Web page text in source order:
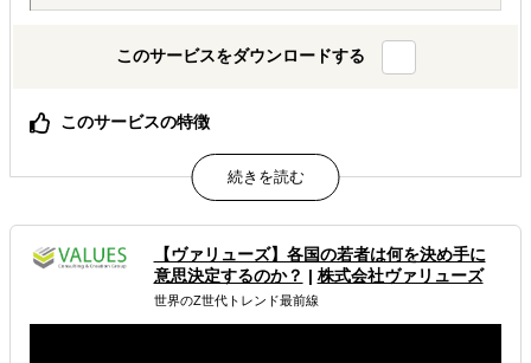
このサービスをダウンロードする
このサービスの特徴
弊社が持つ独自のモニターを利用し、安価かつ短納期で調
査結果を納品します。また、調査結果を用い、明確なエビ
デンスとともに今後の市場拡大に向けての提言やアドバイ
スも行います。
属するジャンル
海外進出コンサルティング 海外市場調査・マーケティング
【ヴァリューズ】各国の若者は何を決め手に
意思決定するのか？ | 株式会社ヴァリューズ
世界のZ世代トレンド最前線